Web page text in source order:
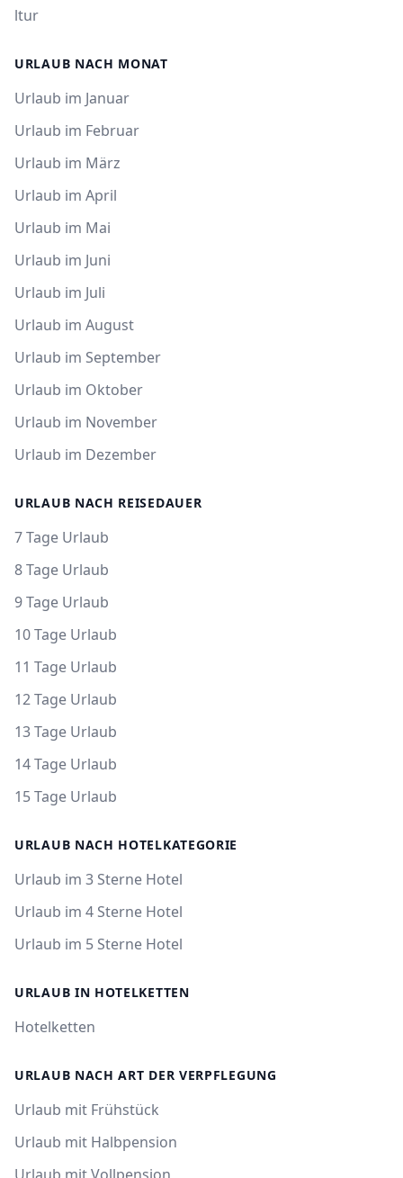
ltur
URLAUB NACH MONAT
Urlaub im Januar
Urlaub im Februar
Urlaub im März
Urlaub im April
Urlaub im Mai
Urlaub im Juni
Urlaub im Juli
Urlaub im August
Urlaub im September
Urlaub im Oktober
Urlaub im November
Urlaub im Dezember
URLAUB NACH REISEDAUER
7 Tage Urlaub
8 Tage Urlaub
9 Tage Urlaub
10 Tage Urlaub
11 Tage Urlaub
12 Tage Urlaub
13 Tage Urlaub
14 Tage Urlaub
15 Tage Urlaub
URLAUB NACH HOTELKATEGORIE
Urlaub im 3 Sterne Hotel
Urlaub im 4 Sterne Hotel
Urlaub im 5 Sterne Hotel
URLAUB IN HOTELKETTEN
Hotelketten
URLAUB NACH ART DER VERPFLEGUNG
Urlaub mit Frühstück
Urlaub mit Halbpension